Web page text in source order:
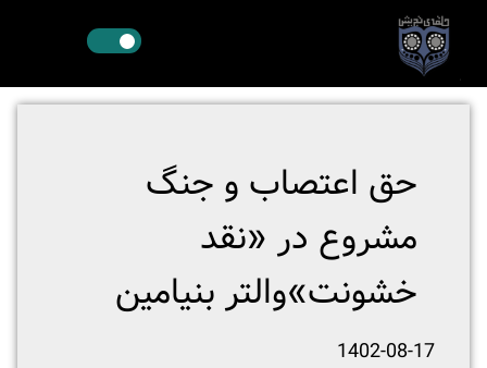
حق اعتصاب و جنگ
مشروع در «نقد
خشونت»والتر بنیامین
1402-08-17